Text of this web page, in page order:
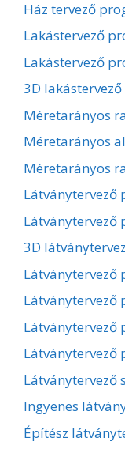
Ház tervező
Lakástervező
Lakástervező
3D
Méretarányos
Méretarányos
Méretarányos
Látványtervező
3D
Látványtervező
Látványtervező
Látványtervező
Látványtervező
Ingyenes
Építész